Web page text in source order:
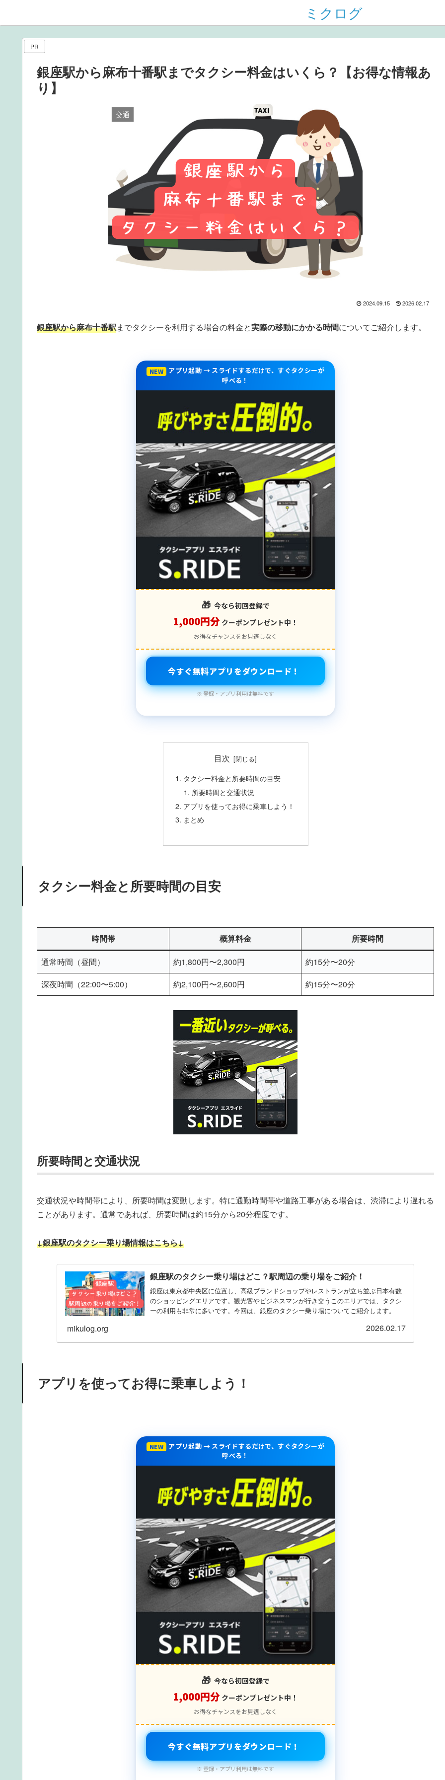
ミクログ
PR
銀座駅から麻布十番駅までタクシー料金はいくら？【お得な情報あ
り】
交通
2024.09.15 2026.02.17
銀座駅から麻布十番駅までタクシーを利用する場合の料金と実際の移動にかかる時間についてご紹介します。
NEW
アプリ起動 → スライドするだけで、すぐタクシーが
呼べる！
🎁 今なら初回登録で
1,000円分 クーポンプレゼント中！
お得なチャンスをお見逃しなく
今すぐ無料アプリをダウンロード！
※ 登録・アプリ利用は無料です
目次
タクシー料金と所要時間の目安
所要時間と交通状況
アプリを使ってお得に乗車しよう！
まとめ
タクシー料金と所要時間の目安
時間帯 概算料金 所要時間
通常時間（昼間） 約1,800円〜2,300円
約15分〜20分
深夜時間（22:00〜5:00）
約2,100円〜2,600円 約15分〜20分
所要時間と交通状況
交通状況や時間帯により、所要時間は変動します。特に通勤時間帯や道路工事がある場合は、渋滞により遅れる
ことがあります。通常であれば、所要時間は約15分から20分程度です。
↓銀座駅のタクシー乗り場情報はこちら↓
銀座駅のタクシー乗り場はどこ？駅周辺の乗り場をご紹介！
銀座は東京都中央区に位置し、高級ブランドショップやレストランが立ち並ぶ日本有数
のショッピングエリアです。観光客やビジネスマンが行き交うこのエリアでは、タクシ
ーの利用も非常に多いです。今回は、銀座のタクシー乗り場についてご紹介します。
mikulog.org 2026.02.17
アプリを使ってお得に乗車しよう！
NEW
アプリ起動 → スライドするだけで、すぐタクシーが
呼べる！
🎁 今なら初回登録で
1,000円分 クーポンプレゼント中！
お得なチャンスをお見逃しなく
今すぐ無料アプリをダウンロード！
※ 登録・アプリ利用は無料です